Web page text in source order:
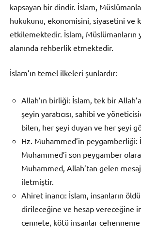
kapsayan bir dindir. İslam,
hukukunu, ekonomisini, siyasetini ve
etkilemektedir. İslam, Müslümanların
alanında rehberlik etmektedir.
İslam’ın temel ilkeleri şunlardır:
Allah’ın birliği: İslam, tek bir
şeyin yaratıcısı, sahibi ve
bilen, her şeyi duyan ve her şeyi
Hz. Muhammed’in peygamberliği:
Muhammed’i son peygamber
Muhammed, Allah’tan gelen
iletmiştir.
Ahiret inancı: İslam, insanların
dirileceğine ve hesap vereceğine
cennete, kötü insanlar